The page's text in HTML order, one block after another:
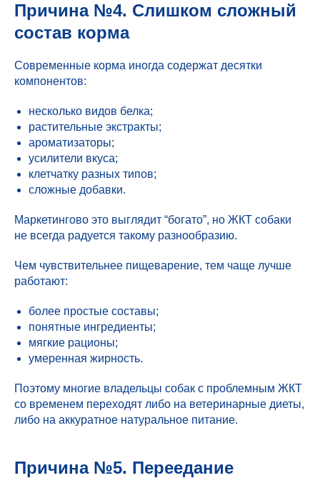
Причина №4. Слишком сложный
состав корма
Современные корма иногда содержат десятки
компонентов:
несколько видов белка;
растительные экстракты;
ароматизаторы;
усилители вкуса;
клетчатку разных типов;
сложные добавки.
Маркетингово это выглядит “богато”, но ЖКТ собаки
не всегда радуется такому разнообразию.
Чем чувствительнее пищеварение, тем чаще лучше
работают:
более простые составы;
понятные ингредиенты;
мягкие рационы;
умеренная жирность.
Поэтому многие владельцы собак с проблемным ЖКТ
со временем переходят либо на ветеринарные диеты,
либо на аккуратное натуральное питание.
Причина №5. Переедание